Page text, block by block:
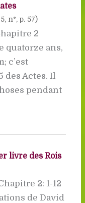
, n°, p. 57)
2
quatorze ans,
c’est
des Actes. Il
pendant
livre des Rois
2: 1-12
de David